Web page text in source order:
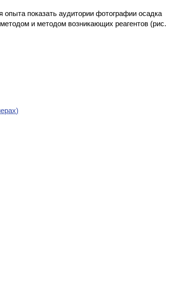
показать аудитории фотографии осадка
и методом возникающих реагентов (рис.